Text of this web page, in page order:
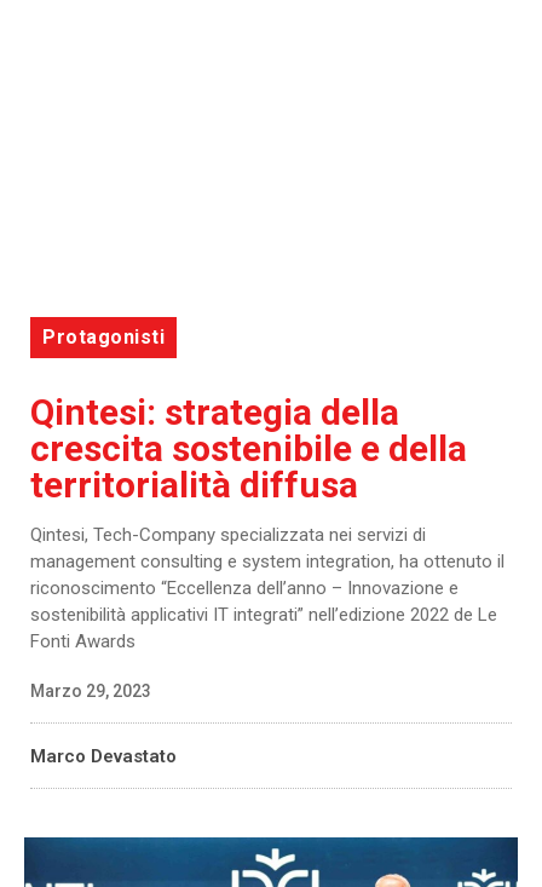
Protagonisti
Qintesi: strategia della
crescita sostenibile e della
territorialità diffusa
Qintesi, Tech-Company specializzata nei servizi di
management consulting e system integration, ha ottenuto il
riconoscimento “Eccellenza dell’anno – Innovazione e
sostenibilità applicativi IT integrati” nell’edizione 2022 de Le
Fonti Awards
Marzo 29, 2023
Marco Devastato